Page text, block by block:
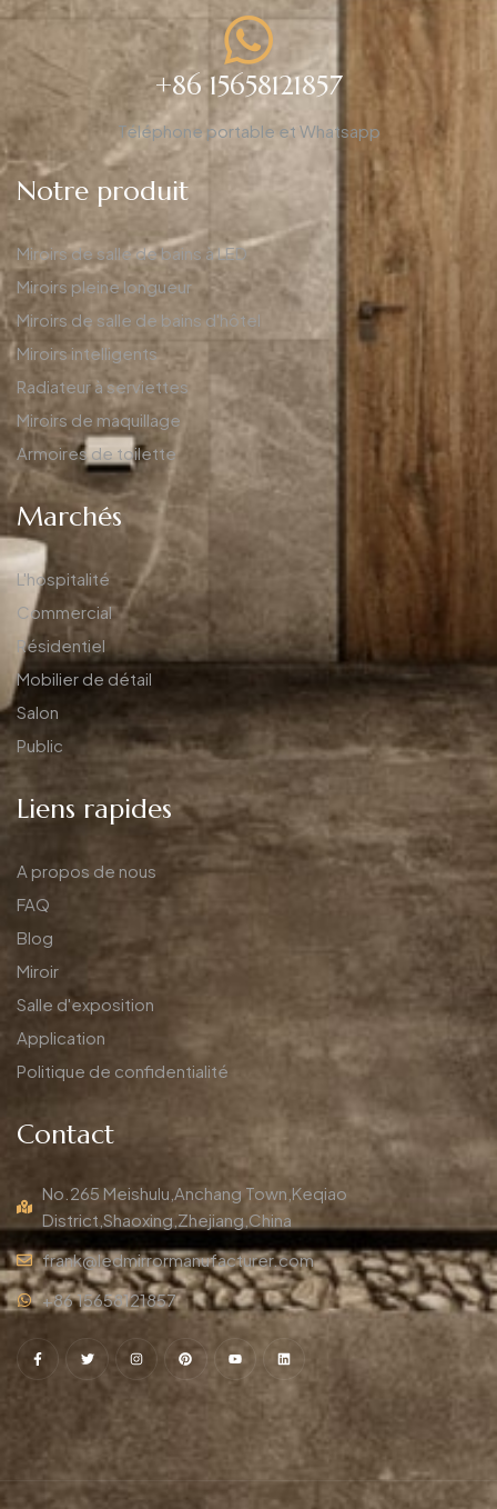
+86 15658121857
Téléphone portable et Whatsapp
Notre produit
Miroirs de salle de bains à LED
Miroirs pleine longueur
Miroirs de salle de bains d'hôtel
Miroirs intelligents
Radiateur à serviettes
Miroirs de maquillage
Armoires de toilette
Marchés
L'hospitalité
Commercial
Résidentiel
Mobilier de détail
Salon
Public
Liens rapides
A propos de nous
FAQ
Blog
Miroir
Salle d'exposition
Application
Politique de confidentialité
Contact
No.265 Meishulu,Anchang Town,Keqiao
District,Shaoxing,Zhejiang,China
frank@ledmirrormanufacturer.com
+86 15658121857